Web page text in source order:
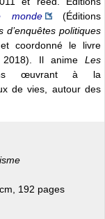
monde
(Éditions
d’enquêtes politiques
coordonné le livre
2018). Il animeLes
œuvrant à la
de vies, autour des
192 pages